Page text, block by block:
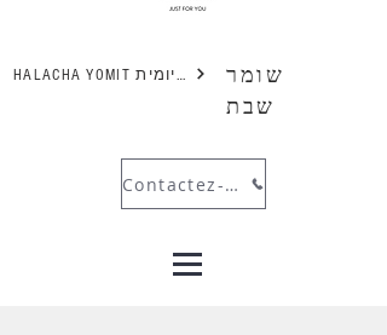
HALACHA YOMIT הלכה יומית
שומר
שבת
Contactez-nous